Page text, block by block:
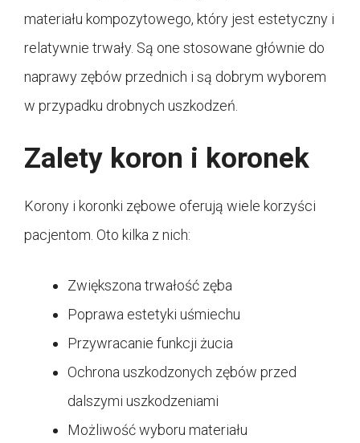
materiału kompozytowego, który jest estetyczny i
relatywnie trwały. Są one stosowane głównie do
naprawy zębów przednich i są dobrym wyborem
w przypadku drobnych uszkodzeń.
Zalety koron i koronek
Korony i koronki zębowe oferują wiele korzyści
pacjentom. Oto kilka z nich:
Zwiększona trwałość zęba
Poprawa estetyki uśmiechu
Przywracanie funkcji żucia
Ochrona uszkodzonych zębów przed
dalszymi uszkodzeniami
Możliwość wyboru materiału